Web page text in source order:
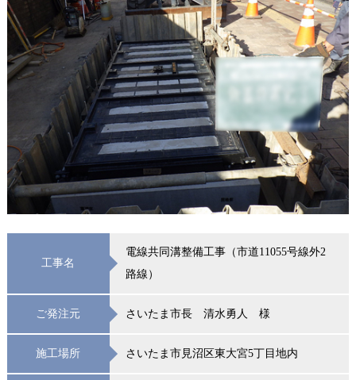
工事名
電線共同溝整備工事（市道11055号線外2
路線）
ご発注元 さいたま市長 清水勇人 様
施工場所 さいたま市見沼区東大宮5丁目地内